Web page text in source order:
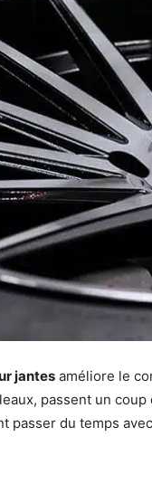
jantes améliore le
passent un
passer du temps